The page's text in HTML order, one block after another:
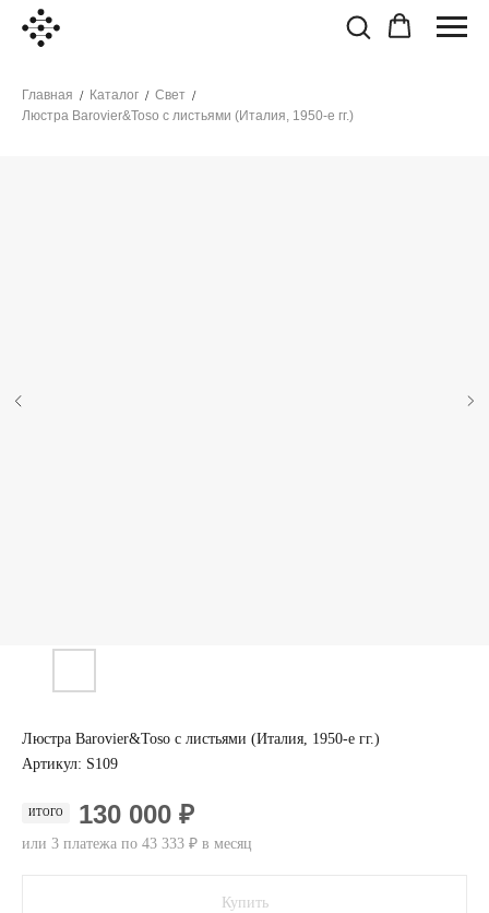
Главная / Каталог / Свет /
Люстра Barovier&Toso с листьями (Италия, 1950-е гг.)
Люстра Barovier&Toso с листьями (Италия, 1950-е гг.)
Артикул: S109
ИТОГО 130 000 ₽
или 3 платежа по 43 333 ₽ в месяц
Купить